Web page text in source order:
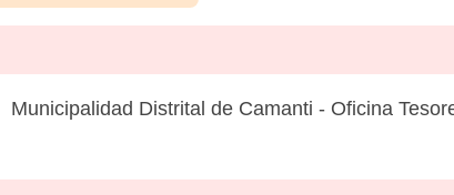
Municipalidad Distrital de Camanti - Oficina